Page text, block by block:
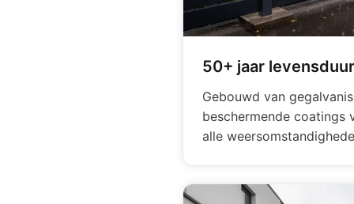
50+ jaar levensduur
Gebouwd van
beschermende coatings
alle